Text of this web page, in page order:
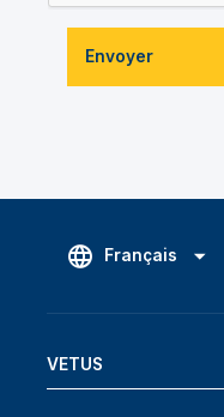
Envoyer
Français
VETUS